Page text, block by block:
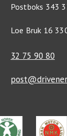
Postboks 343
Loe Bruk 16
32 75 90 80